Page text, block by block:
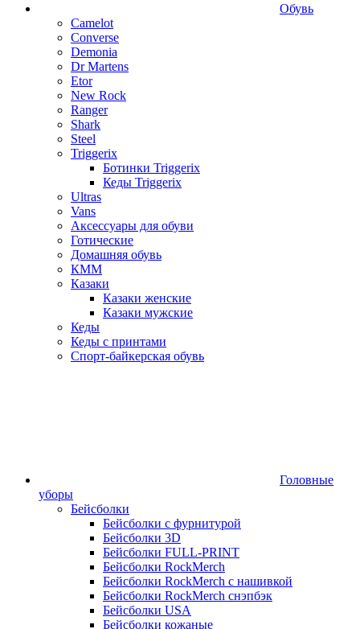
Обувь
Camelot
Converse
Demonia
Dr Martens
Etor
New Rock
Ranger
Shark
Steel
Triggerix
Ботинки Triggerix
Кеды Triggerix
Ultras
Vans
Аксессуары для обуви
Готические
Домашняя обувь
КММ
Казаки
Казаки женские
Казаки мужские
Кеды
Кеды с принтами
Спорт-байкерская обувь
Головные
уборы
Бейсболки
Бейсболки с фурнитурой
Бейсболки 3D
Бейсболки FULL-PRINT
Бейсболки RockMerch
Бейсболки RockMerch с нашивкой
Бейсболки RockMerch снэпбэк
Бейсболки USA
Бейсболки кожаные